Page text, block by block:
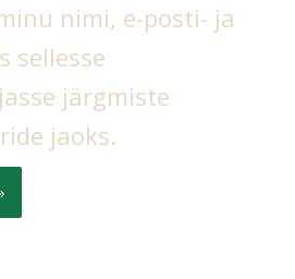
nimi, e-posti- ja
sellesse
järgmiste
jaoks.